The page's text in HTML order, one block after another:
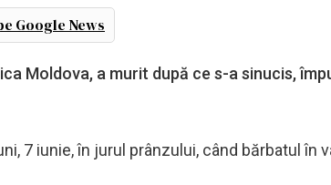
Google News
Moldova, a murit după ce s-a sinucis,
7 iunie, în jurul prânzului, când bărbatul în